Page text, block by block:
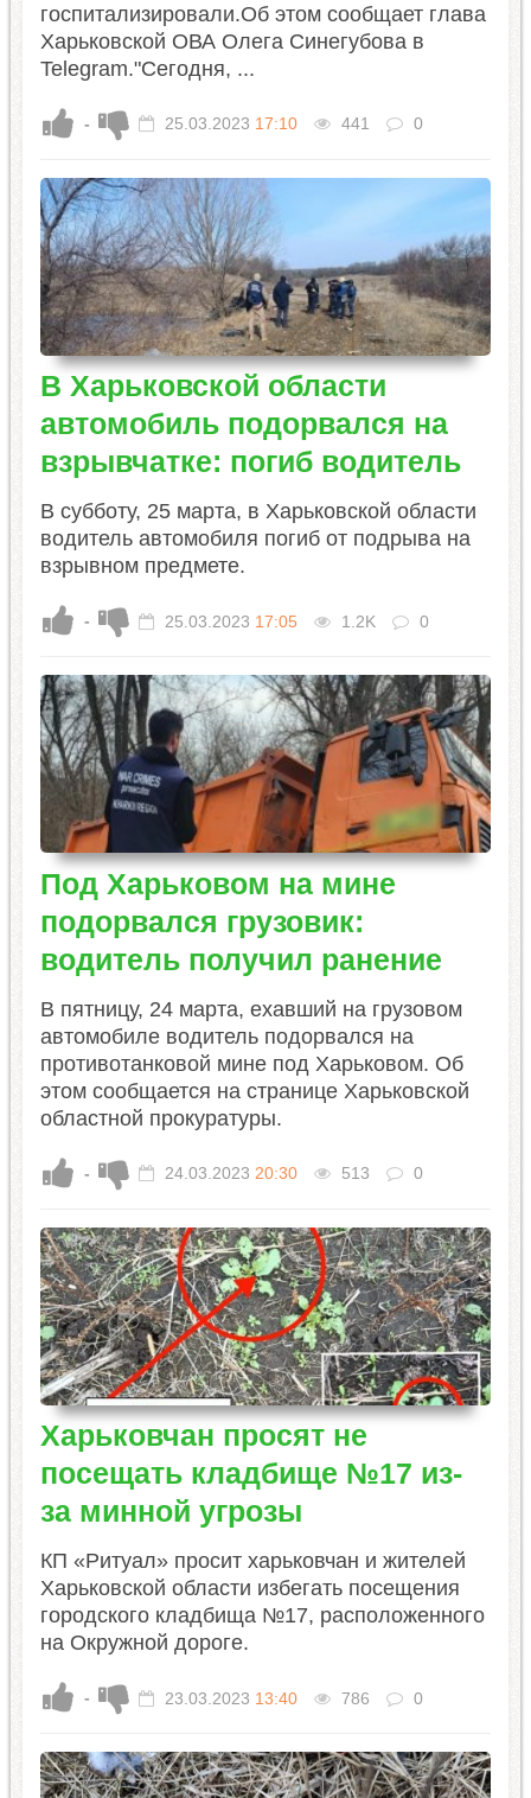
госпитализировали.Об этом сообщает глава
Харьковской ОВА Олега Синегубова в
Telegram."Сегодня, ...
- 25.03.2023 17:10 441 0
В Харьковской области
автомобиль подорвался на
взрывчатке: погиб водитель
В субботу, 25 марта, в Харьковской области
водитель автомобиля погиб от подрыва на
взрывном предмете.
- 25.03.2023 17:05 1.2K 0
Под Харьковом на мине
подорвался грузовик:
водитель получил ранение
В пятницу, 24 марта, ехавший на грузовом
автомобиле водитель подорвался на
противотанковой мине под Харьковом. Об
этом сообщается на странице Харьковской
областной прокуратуры.
- 24.03.2023 20:30 513 0
Харьковчан просят не
посещать кладбище №17 из-
за минной угрозы
КП «Ритуал» просит харьковчан и жителей
Харьковской области избегать посещения
городского кладбища №17, расположенного
на Окружной дороге.
- 23.03.2023 13:40 786 0